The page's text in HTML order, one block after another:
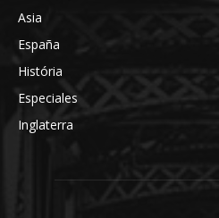
Asia
España
História
Especiales
Inglaterra